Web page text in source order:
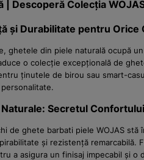
| Descoperă Colecția
și Durabilitate pentru Orice
ghetele din piele naturală ocupă
o colecție excepțională de
ținutele de birou sau smart-
Secretul
de ghete barbati piele WOJAS
și rezistență
a asigura un finisaj impecabil și